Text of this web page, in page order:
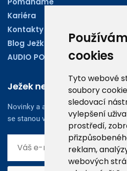
cookies
Tyto webové
soubory
sledovací
vylepšení
prostředí,
reklam,
webových
Kariéra
Kontakty
Blog Ježkoviny
AUDIO PODCASTY
Ježek newsletter
Novinky a aktuality z oboru
se stanou vaším dobrým rádcem.